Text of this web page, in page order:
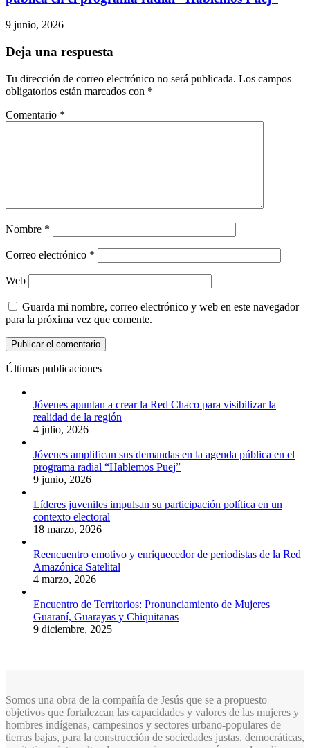
9 junio, 2026
Deja una respuesta
Tu dirección de correo electrónico no será publicada. Los campos
obligatorios están marcados con *
Comentario *
Nombre *
Correo electrónico *
Web
Guarda mi nombre, correo electrónico y web en este navegador
para la próxima vez que comente.
Últimas publicaciones
Jóvenes apuntan a crear la Red Chaco para visibilizar la
realidad de la región
4 julio, 2026
Jóvenes amplifican sus demandas en la agenda pública en el
programa radial “Hablemos Puej”
9 junio, 2026
Líderes juveniles impulsan su participación política en un
contexto electoral
18 marzo, 2026
Reencuentro emotivo y enriquecedor de periodistas de la Red
Amazónica Satelital
4 marzo, 2026
Encuentro de Territorios: Pronunciamiento de Mujeres
Guaraní, Guarayas y Chiquitanas
9 diciembre, 2025
Somos una obra de la compañía de Jesús que se a propuesto
objetivos que fortalezcan las capacidades y valores de las mujeres y
hombres indígenas, campesinos y sectores urbano-populares de
tierras bajas, para la construcción de sociedades justas, democráticas,